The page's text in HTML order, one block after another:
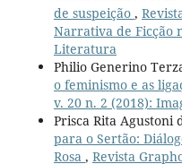
de suspeição ,
Narrativa de Ficção
Literatura
Philio Generino
o feminismo e as
v. 20 n. 2 (2018):
Prisca Rita Agustoni
para o Sertão:
Rosa , Revista